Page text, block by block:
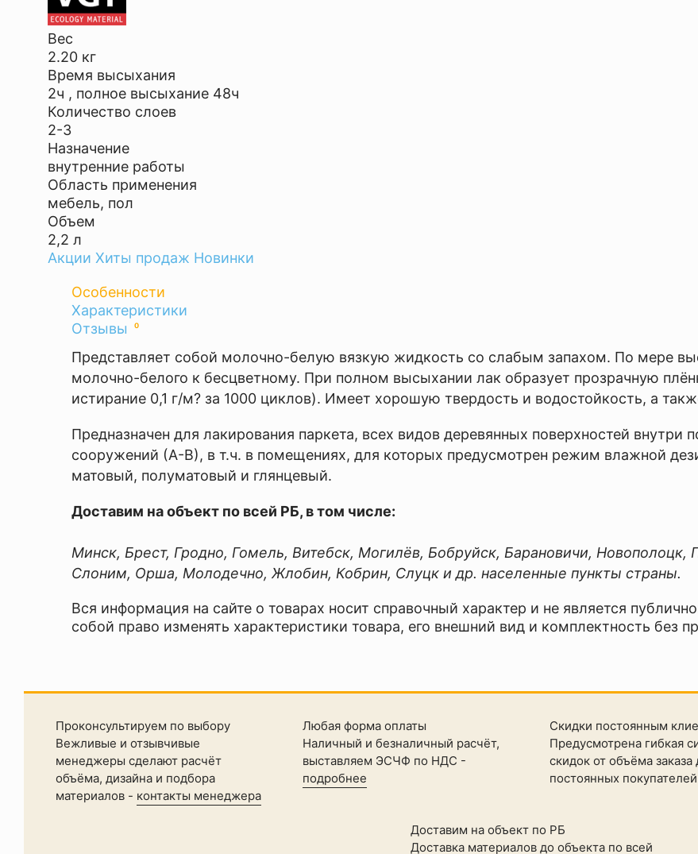
Вес
2.20 кг
Время высыхания
2ч , полное высыхание 48ч
Количество слоев
2-3
Назначение
внутренние работы
Область применения
мебель, пол
Объем
2,2 л
Акции Хиты продаж Новинки
Особенности
Характеристики
Отзывы
0
Представляет собой молочно-белую вязкую жидкость со слабым запахом. По мере
молочно-белого к бесцветному. При полном высыхании лак образует прозрачную
истирание 0,1 г/м? за 1000 циклов). Имеет хорошую твердость и водостойкость, а
Предназначен для лакирования паркета, всех видов деревянных поверхностей внутри
сооружений (А-В), в т.ч. в помещениях, для которых предусмотрен режим влажной
матовый, полуматовый и глянцевый.
Вес
2.20
кг
Время
высыхания
,
полное
высыхание
48ч
Количество
слоев
3
Назначение
работы
Область
2,2
л
Основа
состава
акрил
Оставить
отзыв
Ваша
оценка
—
Ваше
—
Комментарий
с
конфиденциальности
данного
сайта
Доставим на объект по всей РБ, в том числе:
Минск, Брест, Гродно, Гомель, Витебск, Могилёв, Бобруйск, Барановичи,
Слоним, Орша, Молодечно, Жлобин, Кобрин, Слуцк и др. населенные пункты страны.
Вся информация на сайте о товарах носит справочный характер и не является
собой право изменять характеристики товара, его внешний вид и комплектность без
Проконсультируем по выбору
Вежливые и отзывчивые
менеджеры сделают расчёт
объёма, дизайна и подбора
материалов - контакты менеджера
Любая форма оплаты
Наличный и безналичный расчёт,
выставляем ЭСЧФ по НДС -
подробнее
Скидки постоянным
Предусмотрена гибкая
скидок от объёма заказа
постоянных покупателей
Доставим на объект по РБ
Доставка материалов до объекта по всей